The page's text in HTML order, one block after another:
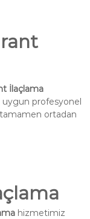
İlaçlama
uygun profesyonel
tamamen ortadan
hizmetimiz